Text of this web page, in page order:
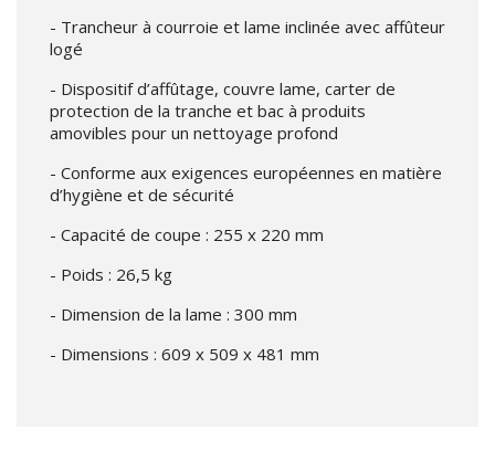
- Trancheur à courroie et lame inclinée avec affûteur
logé
- Dispositif d’affûtage, couvre lame, carter de
protection de la tranche et bac à produits
amovibles pour un nettoyage profond
- Conforme aux exigences européennes en matière
d’hygiène et de sécurité
- Capacité de coupe : 255 x 220 mm
- Poids : 26,5 kg
- Dimension de la lame : 300 mm
- Dimensions : 609 x 509 x 481 mm